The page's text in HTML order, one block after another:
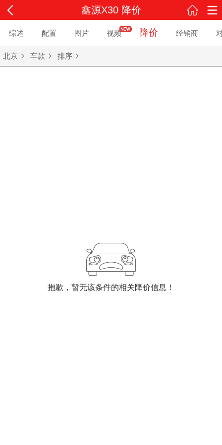
鑫源X30 降价
综述 配置 图片 视频 降价 经销商
北京 车款 排序
抱歉，暂无该条件的相关降价信息！